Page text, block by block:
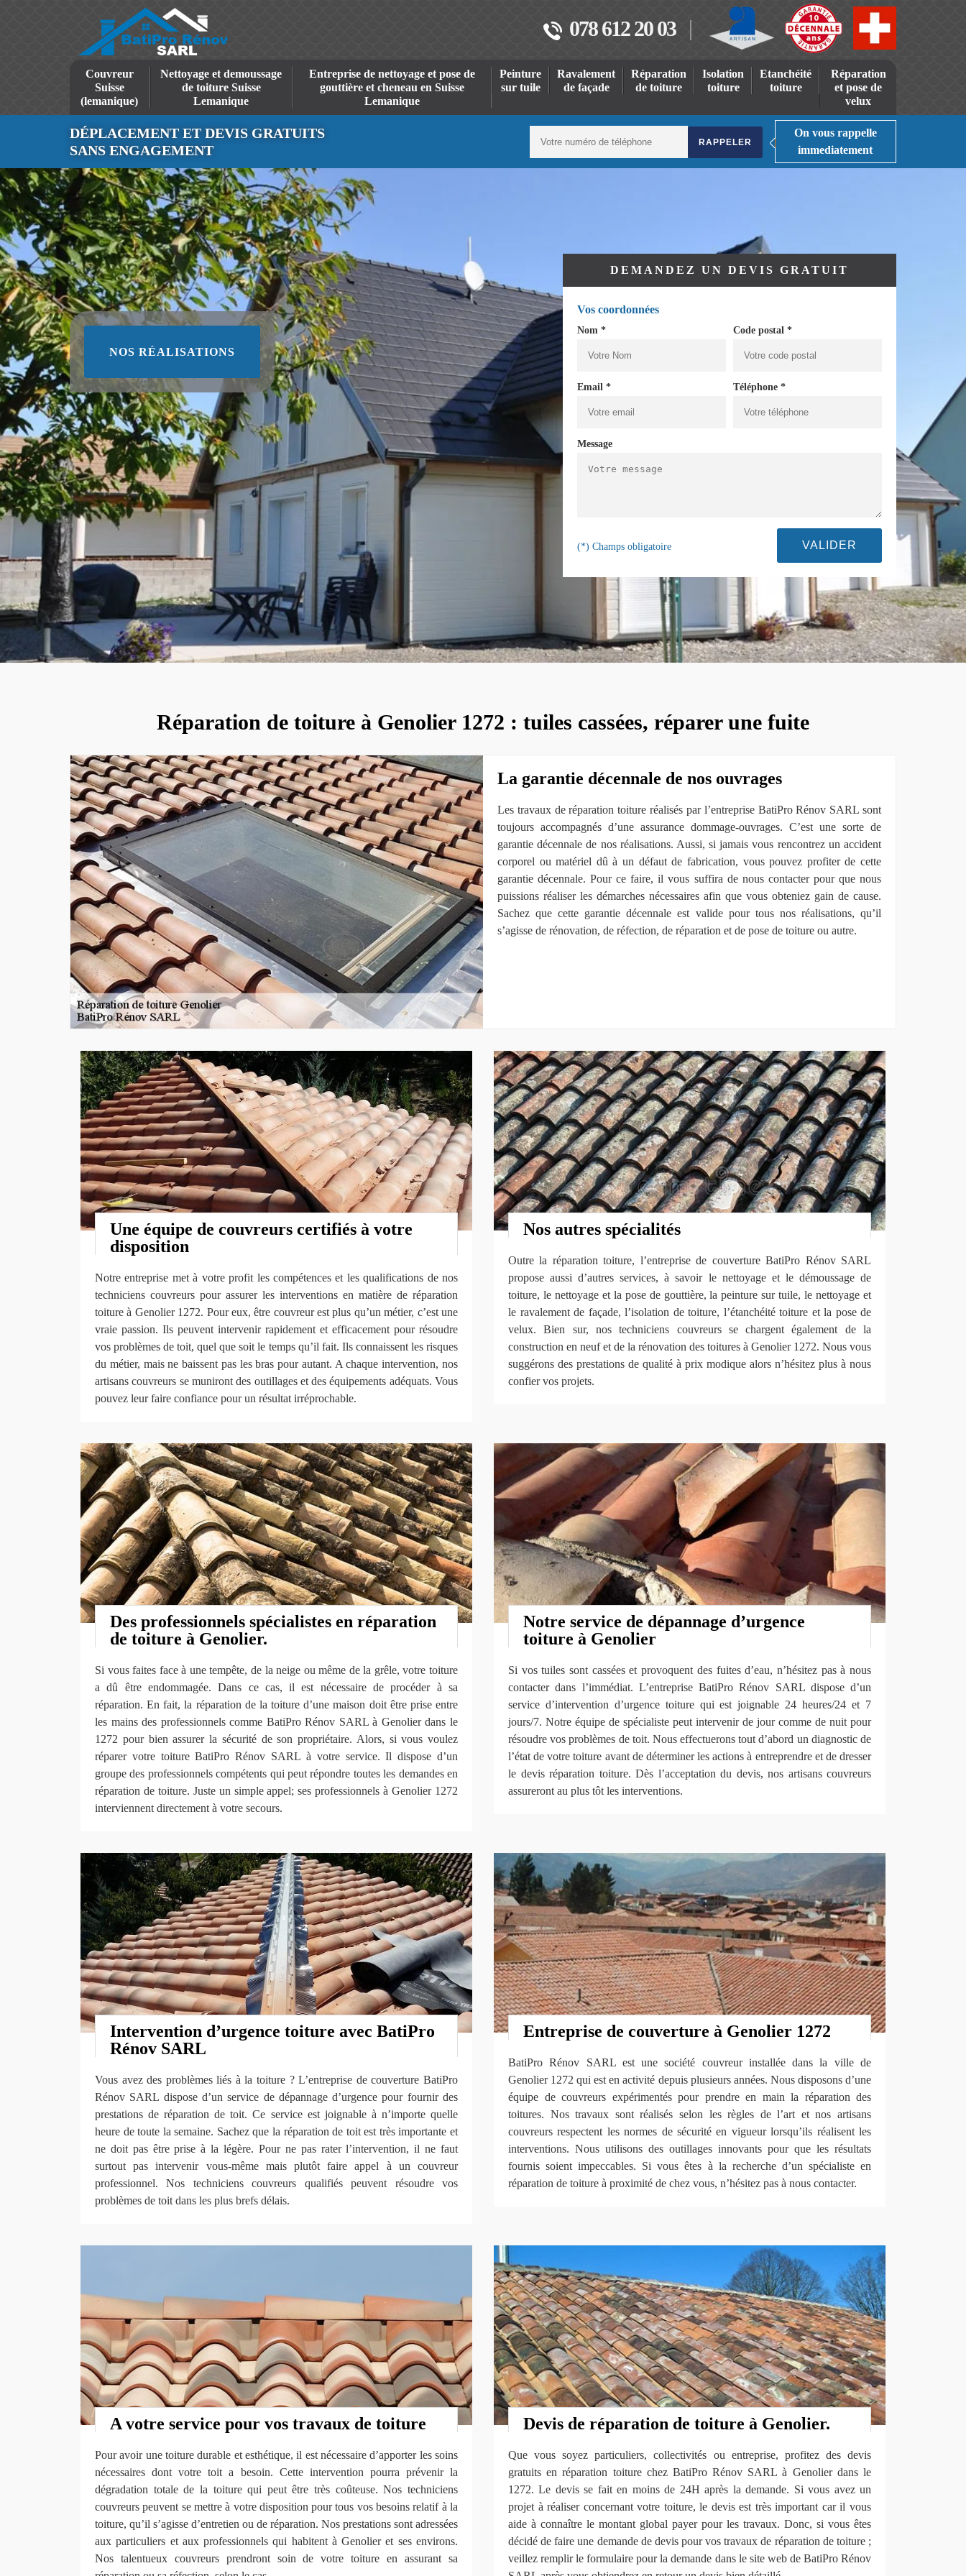
078 612 20 03
Couvreur
Suisse
(lemanique)
Nettoyage et demoussage
de toiture Suisse
Lemanique
Entreprise de nettoyage et pose de
gouttière et cheneau en Suisse
Lemanique
Peinture
sur tuile
Ravalement
de façade
Réparation
de toiture
Isolation
toiture
Etanchéité
toiture
Réparation
et pose de
velux
DÉPLACEMENT ET DEVIS GRATUITS
SANS ENGAGEMENT
On vous rappelle
immediatement
NOS RÉALISATIONS
DEMANDEZ UN DEVIS GRATUIT
Vos coordonnées
Nom * Code postal *
Email * Téléphone *
Message
(*) Champs obligatoire
Réparation de toiture à Genolier 1272 : tuiles cassées, réparer une fuite
La garantie décennale de nos ouvrages
Les travaux de réparation toiture réalisés par l’entreprise BatiPro Rénov SARL sont
toujours accompagnés d’une assurance dommage-ouvrages. C’est une sorte de
garantie décennale de nos réalisations. Aussi, si jamais vous rencontrez un accident
corporel ou matériel dû à un défaut de fabrication, vous pouvez profiter de cette
garantie décennale. Pour ce faire, il vous suffira de nous contacter pour que nous
puissions réaliser les démarches nécessaires afin que vous obteniez gain de cause.
Sachez que cette garantie décennale est valide pour tous nos réalisations, qu’il
s’agisse de rénovation, de réfection, de réparation et de pose de toiture ou autre.
Une équipe de couvreurs certifiés à votre
disposition
Notre entreprise met à votre profit les compétences et les qualifications de nos
techniciens couvreurs pour assurer les interventions en matière de réparation
toiture à Genolier 1272. Pour eux, être couvreur est plus qu’un métier, c’est une
vraie passion. Ils peuvent intervenir rapidement et efficacement pour résoudre
vos problèmes de toit, quel que soit le temps qu’il fait. Ils connaissent les risques
du métier, mais ne baissent pas les bras pour autant. A chaque intervention, nos
artisans couvreurs se muniront des outillages et des équipements adéquats. Vous
pouvez leur faire confiance pour un résultat irréprochable.
Nos autres spécialités
Outre la réparation toiture, l’entreprise de couverture BatiPro Rénov SARL
propose aussi d’autres services, à savoir le nettoyage et le démoussage de
toiture, le nettoyage et la pose de gouttière, la peinture sur tuile, le nettoyage et
le ravalement de façade, l’isolation de toiture, l’étanchéité toiture et la pose de
velux. Bien sur, nos techniciens couvreurs se chargent également de la
construction en neuf et de la rénovation des toitures à Genolier 1272. Nous vous
suggérons des prestations de qualité à prix modique alors n’hésitez plus à nous
confier vos projets.
Des professionnels spécialistes en réparation
de toiture à Genolier.
Si vous faites face à une tempête, de la neige ou même de la grêle, votre toiture
a dû être endommagée. Dans ce cas, il est nécessaire de procéder à sa
réparation. En fait, la réparation de la toiture d’une maison doit être prise entre
les mains des professionnels comme BatiPro Rénov SARL à Genolier dans le
1272 pour bien assurer la sécurité de son propriétaire. Alors, si vous voulez
réparer votre toiture BatiPro Rénov SARL à votre service. Il dispose d’un
groupe des professionnels compétents qui peut répondre toutes les demandes en
réparation de toiture. Juste un simple appel; ses professionnels à Genolier 1272
interviennent directement à votre secours.
Notre service de dépannage d’urgence
toiture à Genolier
Si vos tuiles sont cassées et provoquent des fuites d’eau, n’hésitez pas à nous
contacter dans l’immédiat. L’entreprise BatiPro Rénov SARL dispose d’un
service d’intervention d’urgence toiture qui est joignable 24 heures/24 et 7
jours/7. Notre équipe de spécialiste peut intervenir de jour comme de nuit pour
résoudre vos problèmes de toit. Nous effectuerons tout d’abord un diagnostic de
l’état de votre toiture avant de déterminer les actions à entreprendre et de dresser
le devis réparation toiture. Dès l’acceptation du devis, nos artisans couvreurs
assureront au plus tôt les interventions.
Intervention d’urgence toiture avec BatiPro
Rénov SARL
Vous avez des problèmes liés à la toiture ? L’entreprise de couverture BatiPro
Rénov SARL dispose d’un service de dépannage d’urgence pour fournir des
prestations de réparation de toit. Ce service est joignable à n’importe quelle
heure de toute la semaine. Sachez que la réparation de toit est très importante et
ne doit pas être prise à la légère. Pour ne pas rater l’intervention, il ne faut
surtout pas intervenir vous-même mais plutôt faire appel à un couvreur
professionnel. Nos techniciens couvreurs qualifiés peuvent résoudre vos
problèmes de toit dans les plus brefs délais.
Entreprise de couverture à Genolier 1272
BatiPro Rénov SARL est une société couvreur installée dans la ville de
Genolier 1272 qui est en activité depuis plusieurs années. Nous disposons d’une
équipe de couvreurs expérimentés pour prendre en main la réparation des
toitures. Nos travaux sont réalisés selon les règles de l’art et nos artisans
couvreurs respectent les normes de sécurité en vigueur lorsqu’ils réalisent les
interventions. Nous utilisons des outillages innovants pour que les résultats
fournis soient impeccables. Si vous êtes à la recherche d’un spécialiste en
réparation de toiture à proximité de chez vous, n’hésitez pas à nous contacter.
A votre service pour vos travaux de toiture
Pour avoir une toiture durable et esthétique, il est nécessaire d’apporter les soins
nécessaires dont votre toit a besoin. Cette intervention pourra prévenir la
dégradation totale de la toiture qui peut être très coûteuse. Nos techniciens
couvreurs peuvent se mettre à votre disposition pour tous vos besoins relatif à la
toiture, qu’il s’agisse d’entretien ou de réparation. Nos prestations sont adressées
aux particuliers et aux professionnels qui habitent à Genolier et ses environs.
Nos talentueux couvreurs prendront soin de votre toiture en assurant sa
Devis de réparation de toiture à Genolier.
Que vous soyez particuliers, collectivités ou entreprise, profitez des devis
gratuits en réparation toiture chez BatiPro Rénov SARL à Genolier dans le
1272. Le devis se fait en moins de 24H après la demande. Si vous avez un
projet à réaliser concernant votre toiture, le devis est très important car il vous
aide à connaître le montant global payer pour les travaux. Donc, si vous êtes
décidé de faire une demande de devis pour vos travaux de réparation de toiture ;
veillez remplir le formulaire pour la demande dans le site web de BatiPro Rénov